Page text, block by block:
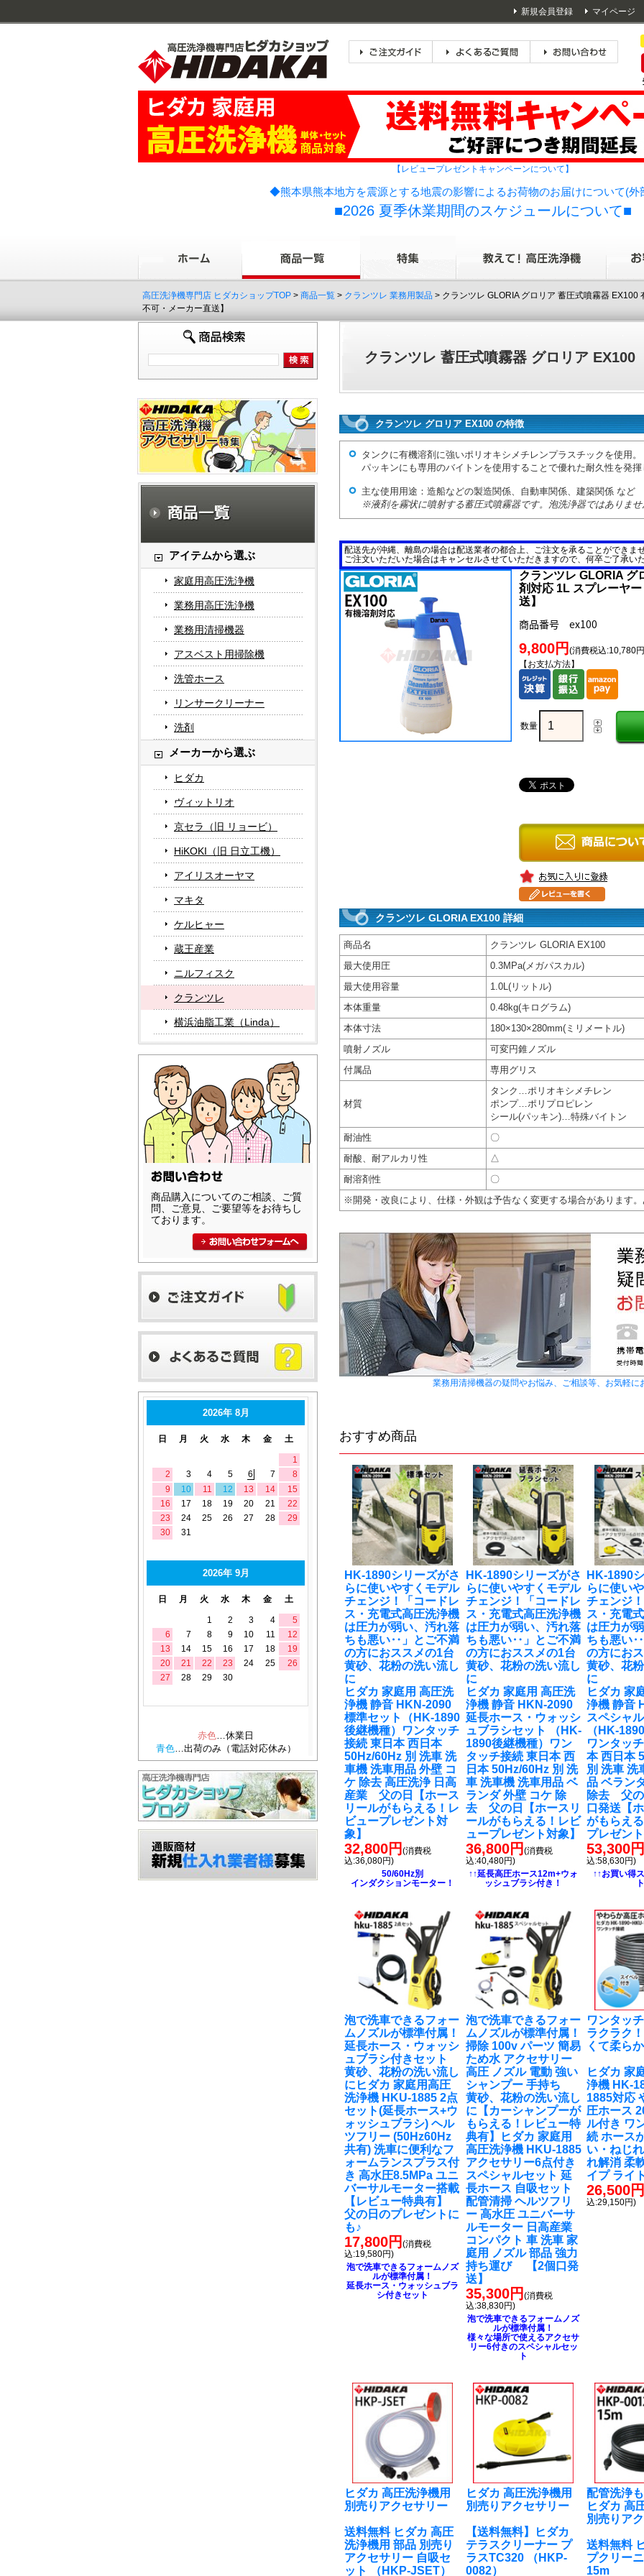
新規会員登録 マイページ
【レビュープレゼントキャンペーンについて】
◆熊本県熊本地方を震源とする地震の影響によるお荷物のお届けについて(
■2026 夏季休業期間のスケジュールについて■
高圧洗浄機専門店 ヒダカショップTOP > 商品一覧 > クランツレ 業務用製品 > クランツレ GLORIA グロリア 蓄圧式噴霧器
不可・メーカー直送】
アイテムから選ぶ
家庭用高圧洗浄機
業務用高圧洗浄機
業務用清掃機器
アスベスト用掃除機
洗管ホース
リンサークリーナー
洗剤
メーカーから選ぶ
ヒダカ
ヴィットリオ
京セラ（旧 リョービ）
HiKOKI（旧 日立工機）
アイリスオーヤマ
マキタ
ケルヒャー
蔵王産業
ニルフィスク
クランツレ
横浜油脂工業（Linda）
商品購入についてのご相談、ご質
問、ご意見、ご要望等をお待ちし
ております。
クランツレ 蓄圧式噴霧器 グロリア EX100
クランツレ グロリア EX100 の特徴
タンクに有機溶剤に強いポリオキシメチレンプラスチックを使用。
パッキンにも専用のバイトンを使用することで優れた耐久性を発揮
主な使用用途：造船などの製造関係、自動車関係、建築関係 など
※液剤を霧状に噴射する蓄圧式噴霧器です。泡洗浄器ではありませ
配送先が沖縄、離島の場合は配送業者の都合上、ご注文を承ることができま
ご注文いただいた場合はキャンセルさせていただきますので、何卒ご了承い
クランツレ GLORIA グ
剤対応 1L スプレーヤ
送】
商品番号 ex100
9,800円 (消費税込:10,780
【お支払方法】
数量
クランツレ GLORIA EX100 詳細
商品名
クランツレ GLORIA EX100
最大使用圧
0.3MPa(メガパスカル)
最大使用容量
1.0L(リットル)
本体重量
0.48kg(キログラム)
本体寸法
180×130×280mm(ミリメートル)
噴射ノズル
可変円錐ノズル
付属品
専用グリス
材質
タンク…ポリオキシメチレン
ポンプ…ポリプロピレン
シール(パッキン)…特殊バイトン
耐油性
〇
耐酸、耐アルカリ性
△
耐溶剤性
〇
※開発・改良により、仕様・外観は予告なく変更する場合があります
業務用清掃機器の疑問やお悩み、ご相談等、お気軽に
おすすめ商品
HK-1890シリーズがさ
らに使いやすくモデル
チェンジ！「コードレ
ス・充電式高圧洗浄機
は圧力が弱い、汚れ落
ちも悪い‥」とご不満
の方におススメの1台
黄砂、花粉の洗い流し
に
ヒダカ 家庭用 高圧洗
浄機 静音 HKN-2090
標準セット（HK-1890
後継機種）ワンタッチ
接続 東日本 西日本
50Hz/60Hz 別 洗車 洗
車機 洗車用品 外壁 コ
ケ 除去 高圧洗浄 日高
産業 父の日【ホース
リールがもらえる！レ
ビュープレゼント対
象】
32,800円(消費税
込:36,080円)
50/60Hz別
インダクションモーター！
HK-1890シリーズがさ
らに使いやすくモデル
チェンジ！「コードレ
ス・充電式高圧洗浄機
は圧力が弱い、汚れ落
ちも悪い‥」とご不満
の方におススメの1台
黄砂、花粉の洗い流し
に
ヒダカ 家庭用 高圧洗
浄機 静音 HKN-2090
延長ホース・ウォッシ
ュブラシセット （HK-
1890後継機種）ワン
タッチ接続 東日本 西
日本 50Hz/60Hz 別 洗
車 洗車機 洗車用品 ベ
ランダ 外壁 コケ 除
去 父の日【ホースリ
ールがもらえる！レビ
ュープレゼント対象】
36,800円 (消費税
込:40,480円)
↑↑延長高圧ホース12m+ウォ
ッシュブラシ付き！
HK-1890
らに使い
チェンジ
ス・充電
は圧力が
ちも悪い
の方にお
黄砂、花
に
ヒダカ 家
浄機 静音
スペシャ
（HK-
ワンタッ
本 西日本
別 洗車 洗
品 ベラン
除去 父
口発送【
がもらえ
プレゼン
53,300
込:58,630円)
↑↑お買い得
泡で洗車できるフォー
ムノズルが標準付属！
延長ホース・ウォッシ
ュブラシ付きセット
黄砂、花粉の洗い流し
に ヒダカ 家庭用高圧
洗浄機 HKU-1885 2点
セット(延長ホース+ウ
ォッシュブラシ) ヘル
ツフリー (50Hz60Hz
共有) 洗車に便利なフ
ォームランスプラス付
き 高水圧8.5MPa ユニ
バーサルモーター搭載
【レビュー特典有】
父の日のプレゼントに
も♪
17,800円(消費税
込:19,580円)
泡で洗車できるフォームノズ
ルが標準付属！
延長ホース・ウォッシュブラ
シ付きセット
泡で洗車できるフォー
ムノズルが標準付属！
掃除 100v パーツ 簡易
ため水 アクセサリー
高圧 ノズル 電動 強い
シャンプー 手持ち
黄砂、花粉の洗い流し
に 【カーシャンプーが
もらえる！レビュー特
典有】ヒダカ 家庭用
高圧洗浄機 HKU-1885
アクセサリー6点付き
スペシャルセット 延
長ホース 自吸セット
配管清掃 ヘルツフリ
ー 高水圧 ユニバーサ
ルモーター 日高産業
コンパクト 車 洗車 家
庭用 ノズル 部品 強力
持ち運び 【2個口発
送】
35,300円 (消費税
込:38,830円)
泡で洗車できるフォームノズ
ルが標準付属！
様々な場所で使えるアクセサ
リー6付きのスペシャルセッ
ト
ワンタッ
ラクラク
くて柔ら
ヒダカ 家
浄機 HK-
1885対応
圧ホース
ル付き ワ
続 ホース
い・ねじ
れ解消 柔
イプ ライ
26,500
込:29,150円)
ヒダカ 高圧洗浄機用
別売りアクセサリー
送料無料 ヒダカ 高圧
洗浄機用 部品 別売り
アクセサリー 自吸セ
ット （HKP-JSET）
ヒダカ 高圧洗浄機用
別売りアクセサリー
【送料無料】ヒダカ
テラスクリーナー プ
ラスTC320 （HKP-
0082）
配管洗浄
ヒダカ 高
別売りア
送料無料
プクリー
15m